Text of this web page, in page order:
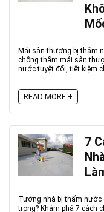
Mái sân thượng bị thấm
chống thấm mái sân
nước tuyệt đối, tiết kiệm
READ MORE +
7
Tường nhà bị thấm nước
trọng? Khám phá 7 cách